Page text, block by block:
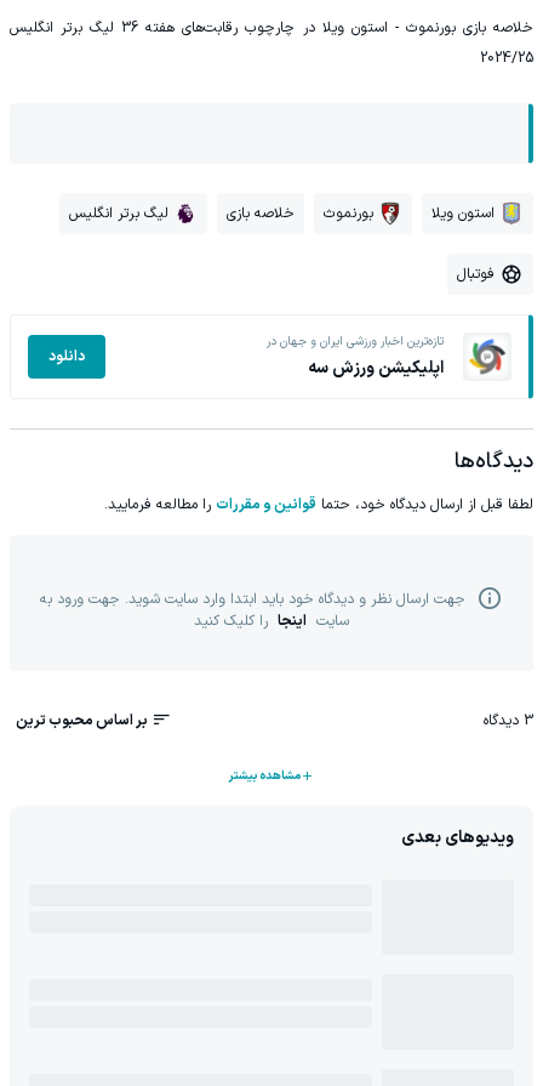
خلاصه بازی بورنموث - استون ویلا در چارچوب رقابت‌های هفته 36 لیگ برتر انگلیس
2024/25
استون ویلا بورنموث خلاصه بازی لیگ برتر انگلیس
فوتبال
تازه‌ترین اخبار ورزشی ایران و جهان در
اپلیکیشن ورزش سه دانلود
دیدگاه‌ها
لطفا قبل از ارسال دیدگاه خود، حتما قوانین و مقررات را مطالعه فرمایید.
جهت ارسال نظر و دیدگاه خود باید ابتدا وارد سایت شوید. جهت ورود به
سایت اینجا را کلیک کنید
3 دیدگاه بر اساس محبوب ترین
مشاهده بیشتر
ویدیوهای بعدی